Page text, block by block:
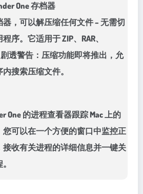
One 存档器
，可以解压缩任何文件 – 无需切
序。它适用于 ZIP、RAR、
剧透警告：压缩功能即将推出，允
搜索压缩文件。
One 的进程查看器跟踪 Mac 上的
您可以在一个方便的窗口中监控正
接收有关进程的详细信息并一键关